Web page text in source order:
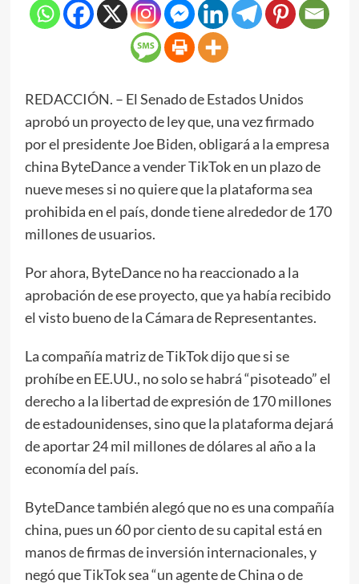
REDACCIÓN. – El Senado de Estados Unidos
aprobó un proyecto de ley que, una vez firmado
por el presidente Joe Biden, obligará a la empresa
china ByteDance a vender TikTok en un plazo de
nueve meses si no quiere que la plataforma sea
prohibida en el país, donde tiene alrededor de 170
millones de usuarios.
Por ahora, ByteDance no ha reaccionado a la
aprobación de ese proyecto, que ya había recibido
el visto bueno de la Cámara de Representantes.
La compañía matriz de TikTok dijo que si se
prohíbe en EE.UU., no solo se habrá “pisoteado” el
derecho a la libertad de expresión de 170 millones
de estadounidenses, sino que la plataforma dejará
de aportar 24 mil millones de dólares al año a la
economía del país.
ByteDance también alegó que no es una compañía
china, pues un 60 por ciento de su capital está en
manos de firmas de inversión internacionales, y
negó que TikTok sea “un agente de China o de